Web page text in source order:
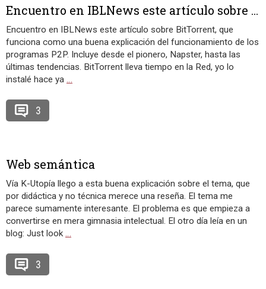
Encuentro en IBLNews este artículo sobre ...
Encuentro en IBLNews este artículo sobre BitTorrent, que
funciona como una buena explicación del funcionamiento de los
programas P2P. Incluye desde el pionero, Napster, hasta las
últimas tendencias. BitTorrent lleva tiempo en la Red, yo lo
instalé hace ya …
3
Web semántica
Vía K-Utopía llego a esta buena explicación sobre el tema, que
por didáctica y no técnica merece una reseña. El tema me
parece sumamente interesante. El problema es que empieza a
convertirse en mera gimnasia intelectual. El otro día leía en un
blog: Just look …
3